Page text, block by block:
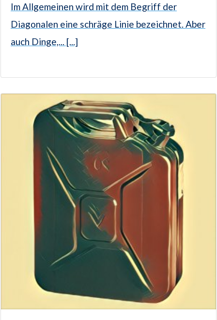
Im Allgemeinen wird mit dem Begriff der
Diagonalen eine schräge Linie bezeichnet. Aber
auch Dinge,... [...]